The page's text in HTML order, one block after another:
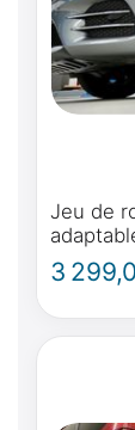
Jeu de
Marco
Klassik
3